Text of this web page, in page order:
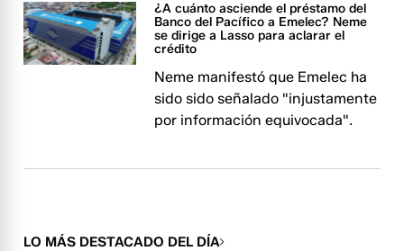
¿A cuánto asciende el préstamo del
Banco del Pacífico a Emelec? Neme
se dirige a Lasso para aclarar el
crédito
Neme manifestó que Emelec ha
sido sido señalado "injustamente
por información equivocada".
LO MÁS DESTACADO DEL DÍA